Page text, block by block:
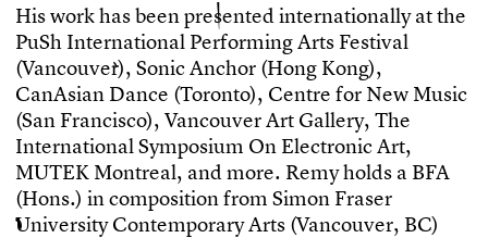
Hisworkhasbeenpresentedinternationally atthe
PuSh International PerformingArts Festival
(Vancouver), Sonic Anchor (Hong Kong),
CanAsian Dance (Toronto), Centre for New Music
(San Francisco), VancouverArt Gallery, The
InternationalSymposium On Electronic Art,
MUTEK Montreal, andmore. Remyholds a BFA
(Hons.) incompositionfrom Simon Fraser
University ContemporaryArts (Vancouver, BC)